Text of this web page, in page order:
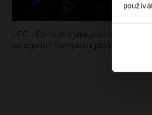
UFC - Co to je a jaké jsou váhové
kategorie? Kompletní průvodce